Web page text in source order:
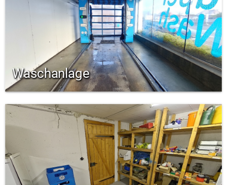
Waschanlage